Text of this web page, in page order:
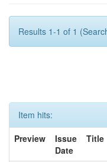
Results 1-1 of 1
Item hits:
Preview
Issue
Date
Title